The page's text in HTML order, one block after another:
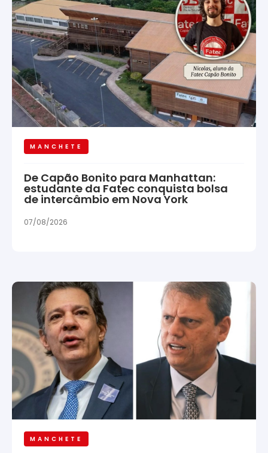
MANCHETE
De Capão Bonito para Manhattan:
estudante da Fatec conquista bolsa
de intercâmbio em Nova York
07/08/2026
MANCHETE